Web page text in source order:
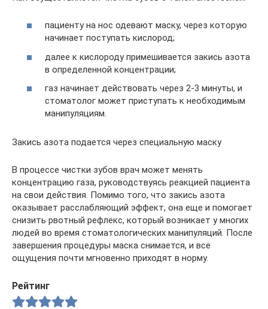
пациенту на нос одевают маску, через которую
начинает поступать кислород;
далее к кислороду примешивается закись азота
в определенной концентрации;
газ начинает действовать через 2-3 минуты, и
стоматолог может приступать к необходимым
манипуляциям.
Закись азота подается через специальную маску
В процессе чистки зубов врач может менять
концентрацию газа, руководствуясь реакцией пациента
на свои действия. Помимо того, что закись азота
оказывает расслабляющий эффект, она еще и помогает
снизить рвотный рефлекс, который возникает у многих
людей во время стоматологических манипуляций. После
завершения процедуры маска снимается, и все
ощущения почти мгновенно приходят в норму.
Рейтинг